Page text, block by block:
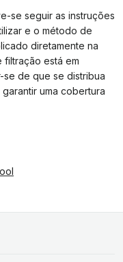
se seguir as instruções
e o método de
diretamente na
filtração está em
se de que se distribua
uma cobertura